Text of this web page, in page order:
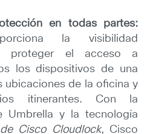
en todas partes:
la visibilidad
proteger el acceso a
los dispositivos de una
ubicaciones de la oficina y
itinerantes. Con la
Umbrella y la tecnología
Cisco Cloudlock, Cisco